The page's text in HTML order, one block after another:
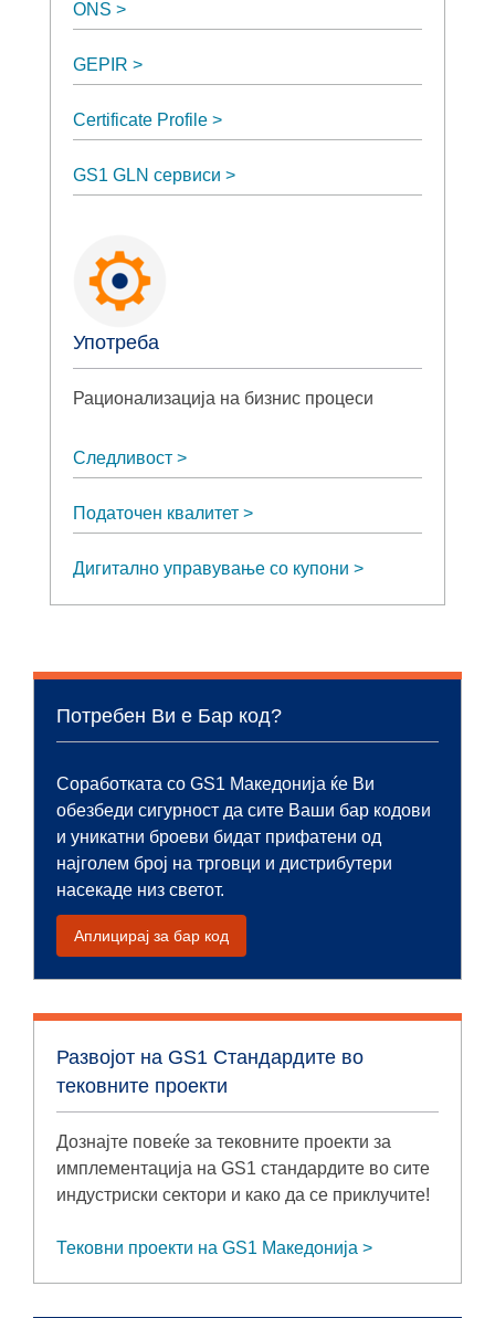
ONS
GEPIR
Certificate Profile
GS1 GLN сервиси
Употреба
Рационализација на бизнис процеси
Следливост
Податочен квалитет
Дигитално управување со купони
Потребен Ви е Бар код?
Соработката со GS1 Македонија ќе Ви
обезбеди сигурност да сите Ваши бар кодови
и уникатни броеви бидат прифатени од
најголем број на трговци и дистрибутери
насекаде низ светот.
Аплицирај за бар код
Развојот на GS1 Стандардите во
тековните проекти
Дознајте повеќе за тековните проекти за
имплементација на GS1 стандардите во сите
индустриски сектори и како да се приклучите!
Тековни проекти на GS1 Македонија